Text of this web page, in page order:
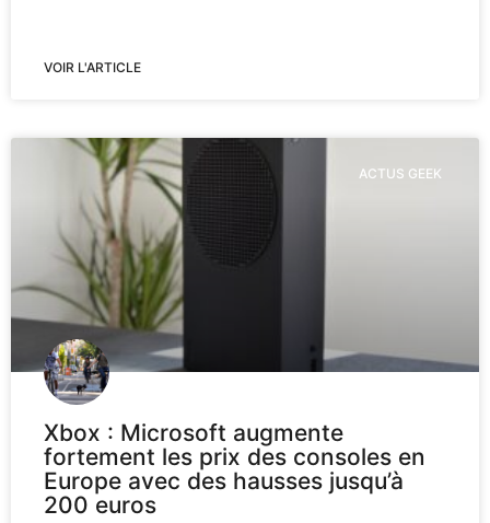
VOIR L'ARTICLE
ACTUS GEEK
Xbox : Microsoft augmente
fortement les prix des consoles en
Europe avec des hausses jusqu’à
200 euros